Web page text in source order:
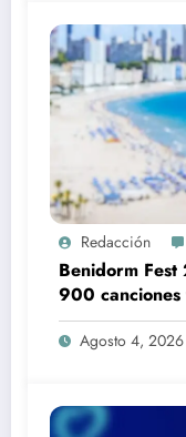
Redacción
Benidorm
900 canciones
más aspirantes
Agosto 4, 2026